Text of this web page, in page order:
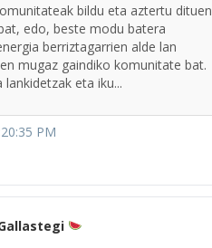
bildu eta aztertu dituen
edo, beste modu batera
berriztagarrien alde lan
mugaz gaindiko komunitate bat.
lankidetzak eta iku...
PM